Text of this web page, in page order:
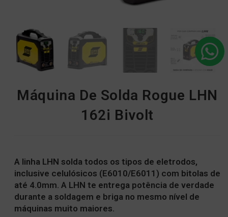
Máquina De Solda Rogue LHN
162i Bivolt
A linha LHN solda todos os tipos de eletrodos,
inclusive celulósicos (E6010/E6011) com bitolas de
até 4.0mm. A LHN te entrega potência de verdade
durante a soldagem e briga no mesmo nível de
máquinas muito maiores.